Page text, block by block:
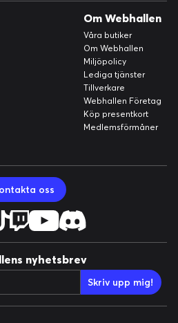
Om Webhallen
Våra butiker
Om Webhallen
Miljöpolicy
Lediga tjänster
Tillverkare
Webhallen Företag
Köp presentkort
Medlemsförmåner
oss
nyhetsbrev
Skriv upp mig!